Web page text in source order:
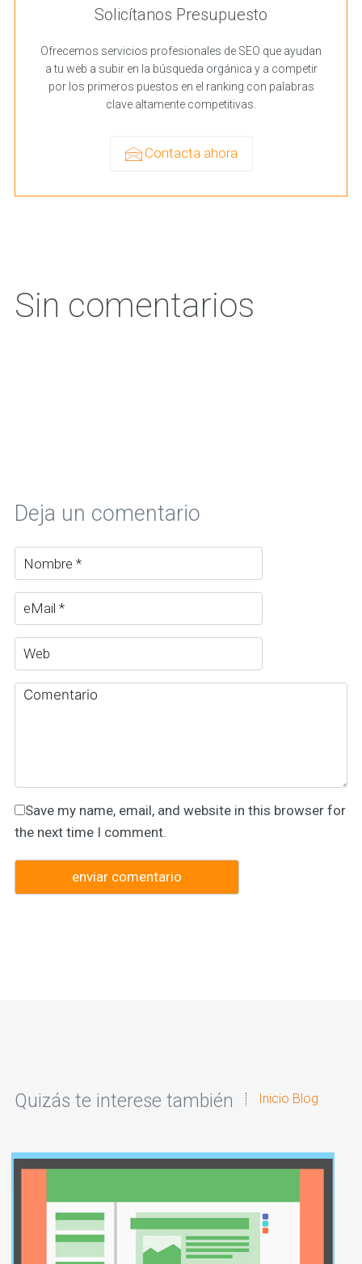
Solicítanos Presupuesto
Ofrecemos servicios profesionales de SEO que ayudan
a tu web a subir en la búsqueda orgánica y a competir
por los primeros puestos en el ranking con palabras
clave altamente competitivas.
Contacta ahora
Sin comentarios
Deja un comentario
Save my name, email, and website in this browser for
the next time I comment.
Quizás te interese también Inicio Blog